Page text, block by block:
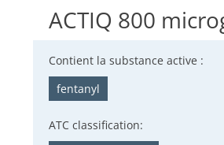
ACTIQ 800
Contient la substance active :
fentanyl
ATC classification: